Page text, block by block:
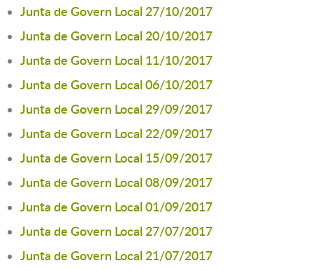
Junta de Govern Local 27/10/2017
Junta de Govern Local 20/10/2017
Junta de Govern Local 11/10/2017
Junta de Govern Local 06/10/2017
Junta de Govern Local 29/09/2017
Junta de Govern Local 22/09/2017
Junta de Govern Local 15/09/2017
Junta de Govern Local 08/09/2017
Junta de Govern Local 01/09/2017
Junta de Govern Local 27/07/2017
Junta de Govern Local 21/07/2017